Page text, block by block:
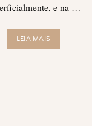
e na …
LEIA MAIS